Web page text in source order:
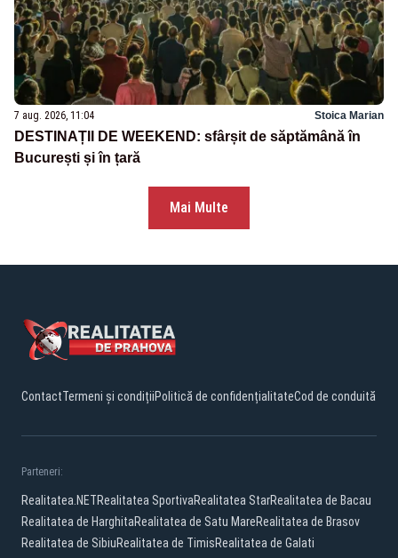
7 aug. 2026, 11:04 Stoica Marian
DESTINAȚII DE WEEKEND: sfârșit de săptămână în
București și în țară
Mai Multe
ContactTermeni și condițiiPolitică de confidențialitateCod de conduită
Parteneri:
Realitatea.NETRealitatea SportivaRealitatea StarRealitatea de Bacau
Realitatea de HarghitaRealitatea de Satu MareRealitatea de Brasov
Realitatea de SibiuRealitatea de TimisRealitatea de Galati